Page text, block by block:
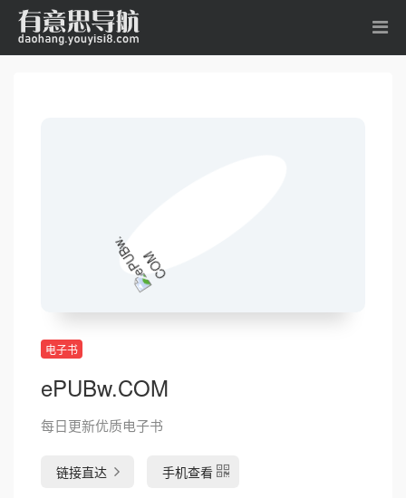
电子书
ePUBw.COM
每日更新优质电子书
链接直达 手机查看